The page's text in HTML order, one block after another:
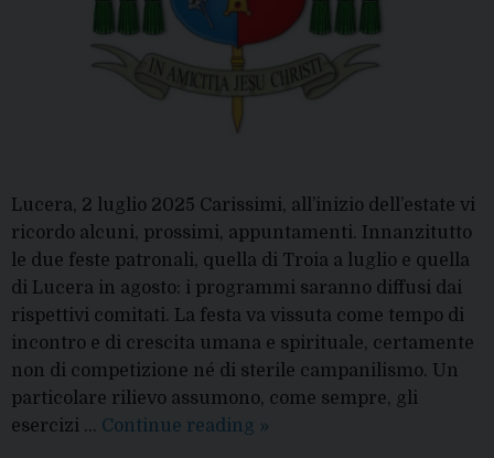
Lucera, 2 luglio 2025 Carissimi, all’inizio dell’estate vi
ricordo alcuni, prossimi, appuntamenti. Innanzitutto
le due feste patronali, quella di Troia a luglio e quella
di Lucera in agosto: i programmi saranno diffusi dai
rispettivi comitati. La festa va vissuta come tempo di
incontro e di crescita umana e spirituale, certamente
non di competizione né di sterile campanilismo. Un
particolare rilievo assumono, come sempre, gli
esercizi … Continue reading Comunicazioni
»